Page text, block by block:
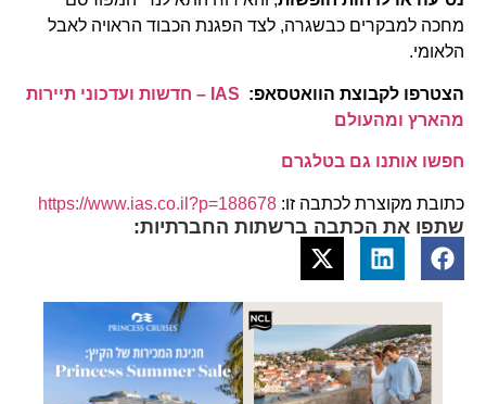
מחכה למבקרים כבשגרה, לצד הפגנת הכבוד הראויה לאבל
הלאומי.
הצטרפו לקבוצת הוואטסאפ:
IAS – חדשות ועדכוני תיירות
מהארץ ומהעולם
חפשו אותנו גם בטלגרם
כתובת מקוצרת לכתבה זו: https://www.ias.co.il?p=188678
שתפו את הכתבה ברשתות החברתיות: